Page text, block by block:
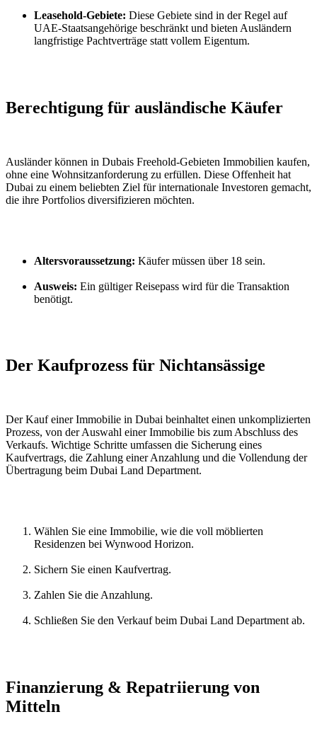
Leasehold-Gebiete: Diese Gebiete sind in der Regel auf
UAE-Staatsangehörige beschränkt und bieten Ausländern
langfristige Pachtverträge statt vollem Eigentum.
Berechtigung für ausländische Käufer
Ausländer können in Dubais Freehold-Gebieten Immobilien kaufen,
ohne eine Wohnsitzanforderung zu erfüllen. Diese Offenheit hat
Dubai zu einem beliebten Ziel für internationale Investoren gemacht,
die ihre Portfolios diversifizieren möchten.
Altersvoraussetzung: Käufer müssen über 18 sein.
Ausweis: Ein gültiger Reisepass wird für die Transaktion
benötigt.
Der Kaufprozess für Nichtansässige
Der Kauf einer Immobilie in Dubai beinhaltet einen unkomplizierten
Prozess, von der Auswahl einer Immobilie bis zum Abschluss des
Verkaufs. Wichtige Schritte umfassen die Sicherung eines
Kaufvertrags, die Zahlung einer Anzahlung und die Vollendung der
Übertragung beim Dubai Land Department.
Wählen Sie eine Immobilie, wie die voll möblierten
Residenzen bei Wynwood Horizon.
Sichern Sie einen Kaufvertrag.
Zahlen Sie die Anzahlung.
Schließen Sie den Verkauf beim Dubai Land Department ab.
Finanzierung & Repatriierung von
Mitteln